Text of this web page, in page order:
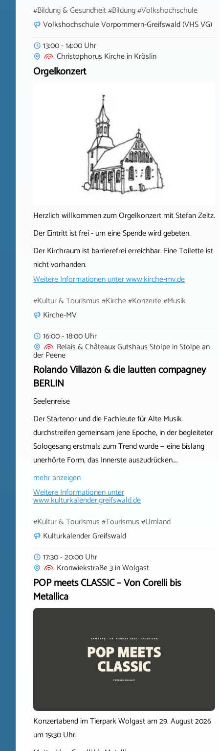
#Bildung & Gesundheit #Bildung #Volkshochschule
Volkshochschule Vorpommern-Greifswald (VHS VG)
13:00 - 14:00 Uhr
Christophorus KircheinKröslin
Orgelkonzert
Herzlich willkommen zum Orgelkonzert mit Stefan Zeitz.
Der Eintritt ist frei - um eine Spende wird gebeten.
Der Kirchraum ist barrierefrei erreichbar. Eine Toilette ist
nicht vorhanden.
Weitere Informationen unterwww.kirche-mv.de
#Kultur & Tourismus #Kirche #Konzerte #Musik
Kirche-MV
16:00 - 18:00 Uhr
Relais & Châteaux Gutshaus StolpeinStolpe an
der Peene
Rolando Villazón & die lautten compagney
BERLIN
Seelenreise
Der Startenor und die Fachleute für Alte Musik
durchstreifen gemeinsam jene Epoche, in der begleiteter
Sologesang erstmals zum Trend wurde — eine bislang
unerhörte Form, das Innerste auszudrücken.…
mehr anzeigen
Weitere Informationen unter
www.kulturkalender.greifswald.de
#Kultur & Tourismus #Tourismus #Umland
Kulturkalender Greifswald
17:30 - 20:00 Uhr
Kronwiekstraße 3inWolgast
POP meets CLASSIC – Von Corelli bis
Metallica
Konzertabend im Tierpark Wolgast am 29. August 2026
um 19:30 Uhr.